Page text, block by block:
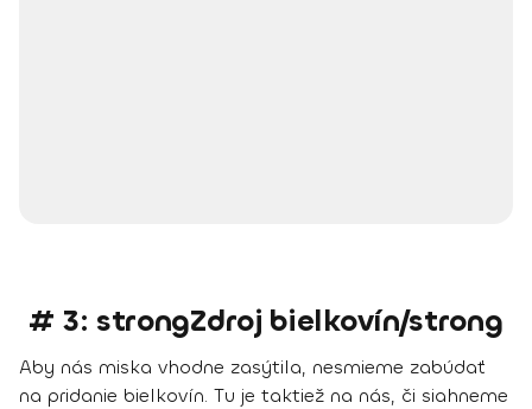
# 3: strongZdroj bielkovín/strong
Aby nás miska vhodne zasýtila, nesmieme zabúdať
na pridanie bielkovín. Tu je taktiež na nás, či siahneme